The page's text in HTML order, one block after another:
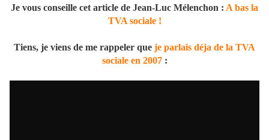
Je vous conseille cet article de Jean-Luc Mélenchon : A bas la
TVA sociale !
Tiens, je viens de me rappeler que je parlais déja de la TVA
sociale en 2007: